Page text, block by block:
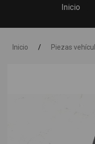
Inicio
Inicio / Piezas